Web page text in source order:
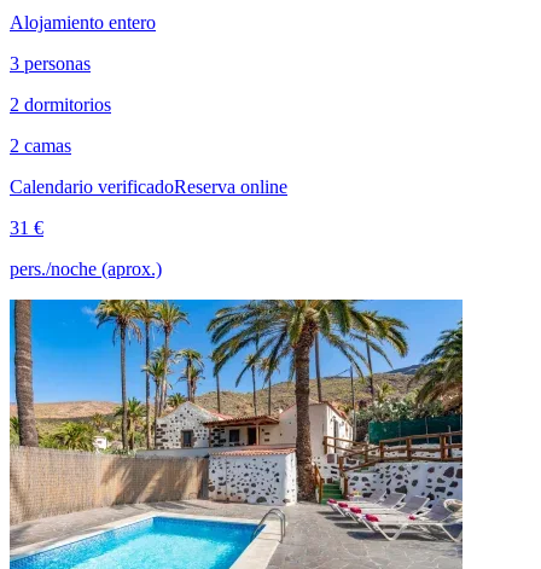
Alojamiento entero
3 personas
2 dormitorios
2 camas
Calendario verificadoReserva online
31 €
pers./noche (aprox.)